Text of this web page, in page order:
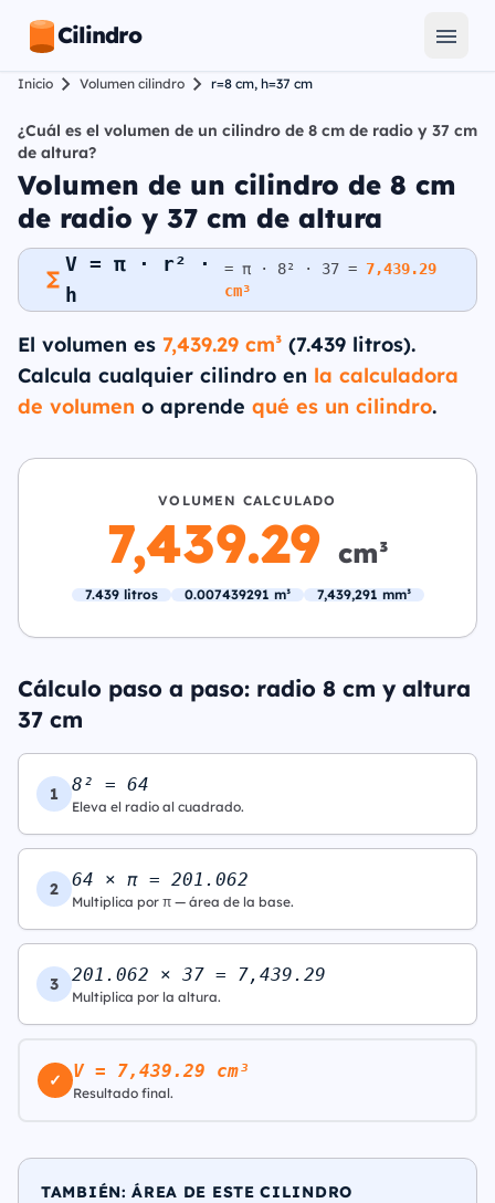
Cilindro
Inicio Volumen cilindro r=8 cm, h=37 cm
¿Cuál es el volumen de un cilindro de 8 cm de radio y 37 cm
de altura?
Volumen de un cilindro de 8 cm
de radio y 37 cm de altura
V = π · r² ·
h
= π · 8² · 37 = 7,439.29
cm³
El volumen es 7,439.29 cm³ (7.439 litros).
Calcula cualquier cilindro en la calculadora
de volumen o aprende qué es un cilindro.
VOLUMEN CALCULADO
7,439.29 cm³
7.439 litros 0.007439291 m³ 7,439,291 mm³
Cálculo paso a paso: radio 8 cm y altura
37 cm
1 8² = 64
Eleva el radio al cuadrado.
2 64 × π = 201.062
Multiplica por π — área de la base.
3 201.062 × 37 = 7,439.29
Multiplica por la altura.
✓ V = 7,439.29 cm³
Resultado final.
TAMBIÉN: ÁREA DE ESTE CILINDRO